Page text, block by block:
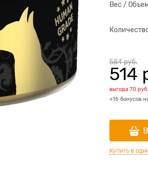
Вес /
584 руб.
514
выгода 70 руб.
+15 бонусов
Купить в